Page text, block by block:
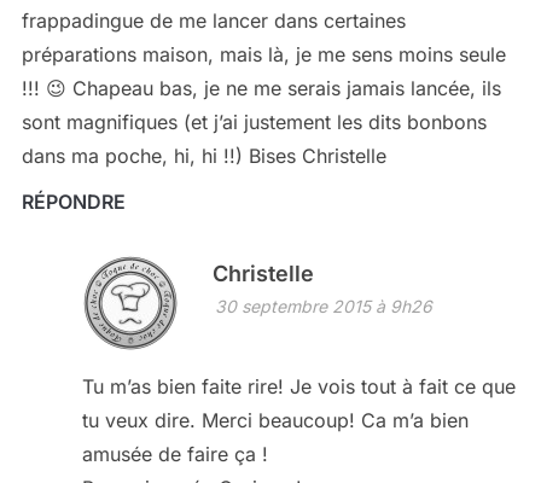
frappadingue de me lancer dans certaines
préparations maison, mais là, je me sens moins seule
!!! 😉 Chapeau bas, je ne me serais jamais lancée, ils
sont magnifiques (et j’ai justement les dits bonbons
dans ma poche, hi, hi !!) Bises Christelle
RÉPONDRE
Christelle
30 septembre 2015 à 9h26
Tu m’as bien faite rire! Je vois tout à fait ce que
tu veux dire. Merci beaucoup! Ca m’a bien
amusée de faire ça !